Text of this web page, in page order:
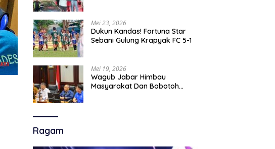
Mei 23, 2026
Dukun Kandas! Fortuna Star
Sebani Gulung Krapyak FC 5-1
Mei 19, 2026
Wagub Jabar Himbau
Masyarakat Dan Bobotoh
Ragam